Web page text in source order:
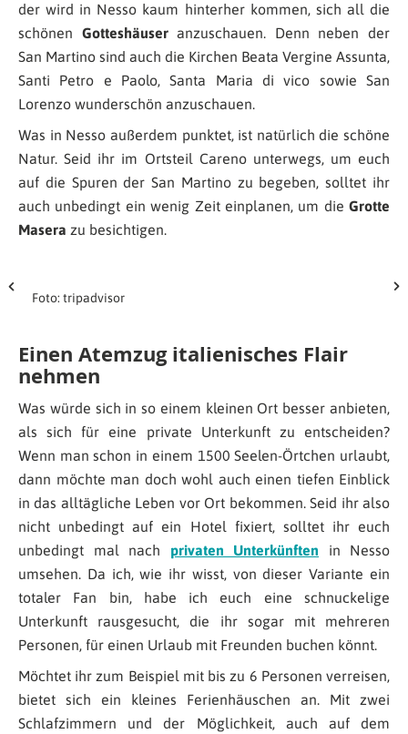
der wird in Nesso kaum hinterher kommen, sich all die
schönen Gotteshäuseranzuschauen. Denn neben der
San Martino sind auch die Kirchen Beata Vergine Assunta,
Santi Petro e Paolo, Santa Maria di vico sowie San
Lorenzo wunderschön anzuschauen.
Was in Nesso außerdem punktet, ist natürlich die schöne
Natur. Seid ihr im Ortsteil Careno unterwegs, um euch
auf die Spuren der San Martino zu begeben, solltet ihr
auch unbedingt ein wenig Zeit einplanen, um die Grotte
Masera zu besichtigen.
Foto: tripadvisor
Einen Atemzug italienisches Flair
nehmen
Was würde sich in so einem kleinen Ort besser anbieten,
als sich für eine private Unterkunft zu entscheiden?
Wenn man schon in einem 1500 Seelen-Örtchen urlaubt,
dann möchte man doch wohl auch einen tiefen Einblick
in das alltägliche Leben vor Ort bekommen. Seid ihr also
nicht unbedingt auf ein Hotel fixiert, solltet ihr euch
unbedingt mal nach privaten Unterkünften in Nesso
umsehen. Da ich, wie ihr wisst, von dieser Variante ein
totaler Fan bin, habe ich euch eine schnuckelige
Unterkunft rausgesucht, die ihr sogar mit mehreren
Personen, für einen Urlaub mit Freunden buchen könnt.
Möchtet ihr zum Beispiel mit bis zu 6 Personen verreisen,
bietet sich ein kleines Ferienhäuschen an. Mit zwei
Schlafzimmern und der Möglichkeit, auch auf dem